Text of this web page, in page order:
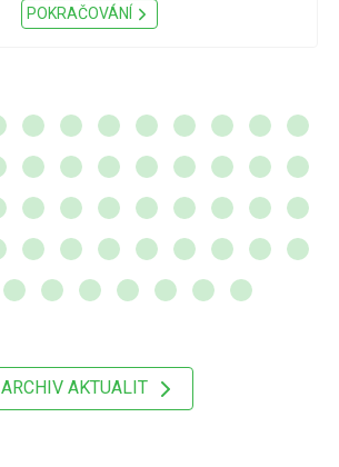
POKRAČOVÁNÍ
ARCHIV AKTUALIT